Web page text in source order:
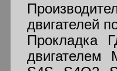
двигателей
Прокладка
двигателем